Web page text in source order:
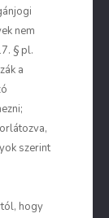
nem
§ pl.
a
szerint
hogy